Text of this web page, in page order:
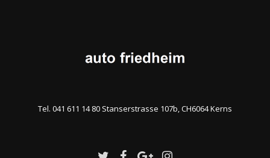
Tel. 041 611 14 80 Stanserstrasse 107b, CH6064 Kerns